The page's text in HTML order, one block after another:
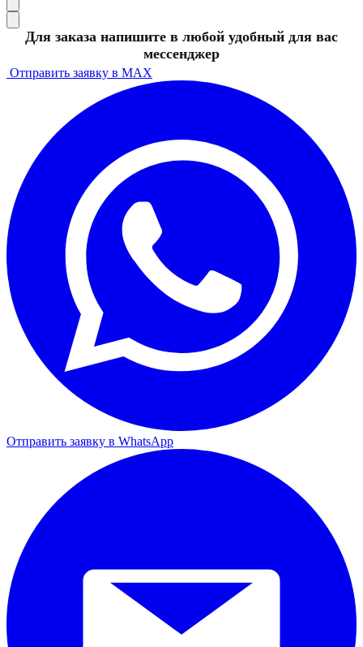
Для заказа напишите в любой удобный для вас
мессенджер
Отправить заявку в MAX
Отправить заявку в WhatsApp